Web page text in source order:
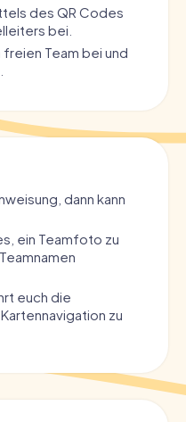
des QR Codes
bei.
Team bei und
dann kann
ein Teamfoto zu
euch die
zu